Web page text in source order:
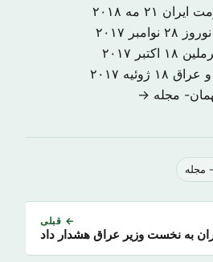
ایران ۲۱ مه ۲۰۱۸
۲۸ نوامبر ۲۰۱۷
۱۸ اکتبر ۲۰۱۷
عراق ۱۸ ژوئیه ۲۰۱۷
مجله →
مجله
← قبلی
به نخست وزیر عراق هشدار داد